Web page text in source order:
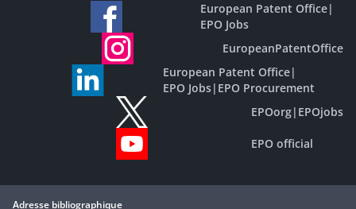
European Patent Office|
EPO Jobs
EuropeanPatentOffice
European Patent Office|
EPO Jobs| EPO Procurement
EPOorg| EPOjobs
EPO official
Adresse bibliographique